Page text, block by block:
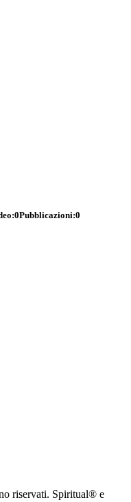
0Pubblicazioni:0
riservati. Spiritual® e